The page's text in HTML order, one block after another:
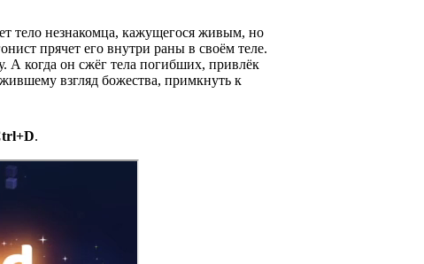
тело незнакомца, кажущегося живым, но
прячет его внутри раны в своём теле.
когда он сжёг тела погибших, привлёк
взгляд божества, примкнуть к
.